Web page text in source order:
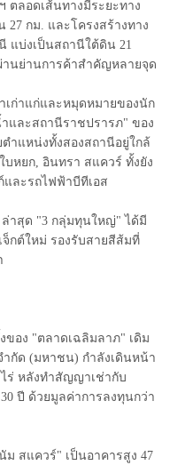
ตลอดเส้นทางมีระยะทาง
27 กม. และโครงสร้างทาง
แบ่งเป็นสถานีใต้ดิน 21
นย่านการค้าสำคัญหลายจุด
ก่าแก่และหมุดหมายของนัก
และสถานีราชปรารภ" ของ
ำแหน่งทั้งสองสถานีอยู่ใกล้
บหยก, อินทรา สแควร์ ทั้งยัง
และรถไฟฟ้าบีทีเอส
ล่าสุด "3 กลุ่มทุนใหญ่" ได้มี
กต์ใหม่ รองรับสายสีส้มที่
อง "ตลาดเฉลิมลาภ" เดิม
กัด (มหาชน) กำลังเดินหน้า
ร่ หลังทำสัญญาเช่ากับ
ปี ด้วยมูลค่าการลงทุนกว่า
สแควร์" เป็นอาคารสูง 47